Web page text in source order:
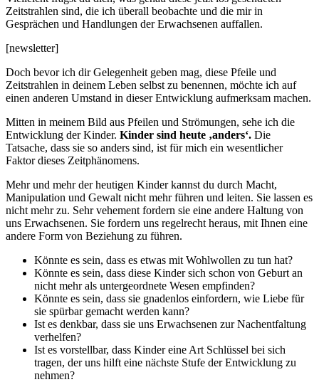
Zeitstrahlen sind, die ich überall beobachte und die mir in
Gesprächen und Handlungen der Erwachsenen auffallen.
[newsletter]
Doch bevor ich dir Gelegenheit geben mag, diese Pfeile und
Zeitstrahlen in deinem Leben selbst zu benennen, möchte ich auf
einen anderen Umstand in dieser Entwicklung aufmerksam machen.
Mitten in meinem Bild aus Pfeilen und Strömungen, sehe ich die
Entwicklung der Kinder. Kinder sind heute ‚anders‘. Die
Tatsache, dass sie so anders sind, ist für mich ein wesentlicher
Faktor dieses Zeitphänomens.
Mehr und mehr der heutigen Kinder kannst du durch Macht,
Manipulation und Gewalt nicht mehr führen und leiten. Sie lassen es
nicht mehr zu. Sehr vehement fordern sie eine andere Haltung von
uns Erwachsenen. Sie fordern uns regelrecht heraus, mit Ihnen eine
andere Form von Beziehung zu führen.
Könnte es sein, dass es etwas mit Wohlwollen zu tun hat?
Könnte es sein, dass diese Kinder sich schon von Geburt an
nicht mehr als untergeordnete Wesen empfinden?
Könnte es sein, dass sie gnadenlos einfordern, wie Liebe für
sie spürbar gemacht werden kann?
Ist es denkbar, dass sie uns Erwachsenen zur Nachentfaltung
verhelfen?
Ist es vorstellbar, dass Kinder eine Art Schlüssel bei sich
tragen, der uns hilft eine nächste Stufe der Entwicklung zu
nehmen?